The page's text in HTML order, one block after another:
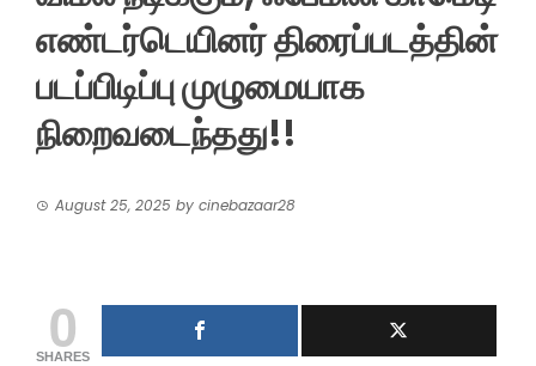
எண்டர்டெயினர் திரைப்படத்தின்
படப்பிடிப்பு முழுமையாக
நிறைவடைந்தது!!
August 25, 2025 by cinebazaar28
0
SHARES